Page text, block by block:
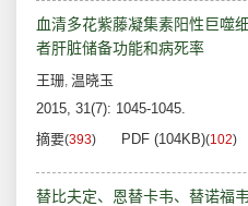
血清多花紫藤凝集素阳性巨噬
者肝脏储备功能和病死率
王珊, 温晓玉
2015, 31(7): 1045-1045.
摘要(393) PDF (104KB)(102)
替比夫定、恩替卡韦、替诺福